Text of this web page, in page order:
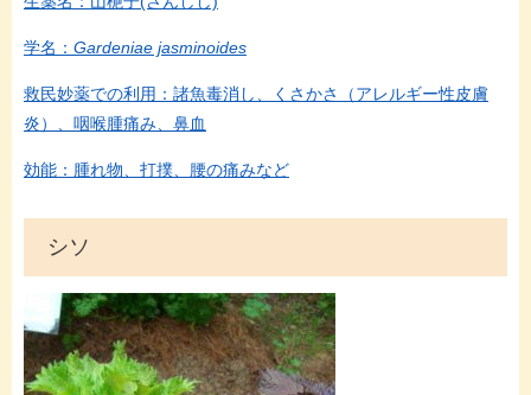
学名： Gardeniae jasminoides
救民妙薬での利用：諸魚毒消し、くさかさ（アレルギー性皮膚
炎）、咽喉腫痛み、鼻血
効能：腫れ物、打撲、腰の痛みなど
シソ